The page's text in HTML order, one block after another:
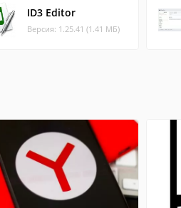
ID3 Editor
Версия: 1.25.41 (1.41 МБ)